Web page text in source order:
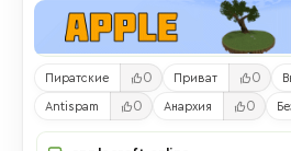
Пиратские 0 Приват 0
Antispam 0 Анархия 0